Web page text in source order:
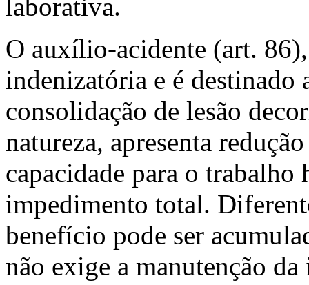
laborativa.
O auxílio-acidente (art.
indenizatória e é destinado
consolidação de lesão
natureza, apresenta
capacidade para o trabalho
impedimento total.
benefício pode ser
não exige a manutenção